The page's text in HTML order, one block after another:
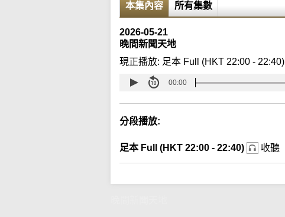
本集內容 所有集數
2026-05-21
晚間新聞天地
現正播放: 足本 Full (HKT 22:00 - 22:40)
00:00
分段播放:
足本 Full (HKT 22:00 - 22:40) 收聽